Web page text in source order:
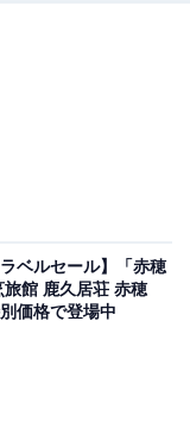
ラベル）
在特別価格で予
ラベルセール】「赤穂
旅館 鹿久居荘 赤穂
価格で登場中